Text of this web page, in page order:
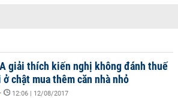
giải thích kiến nghị không đánh thuế
chật mua thêm căn nhà nhỏ
- 12:06 | 12/08/2017